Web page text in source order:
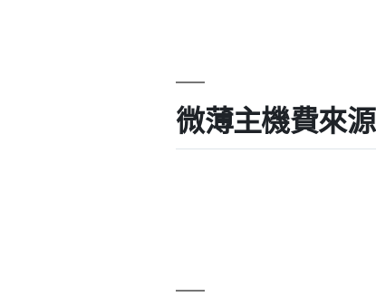
微薄主機費來源